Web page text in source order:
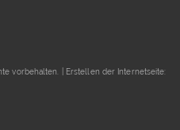
vorbehalten. | Erstellen der Internetseite: